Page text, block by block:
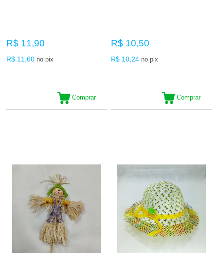
R$ 11,90
R$ 11,60 no pix
Comprar
R$ 10,50
R$ 10,24 no pix
Comprar